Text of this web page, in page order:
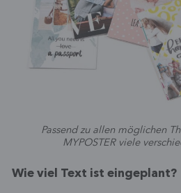
Passend zu allen möglichen
MYPOSTER viele
Wie viel Text ist eingeplant?